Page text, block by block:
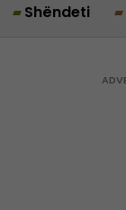
Shëndeti